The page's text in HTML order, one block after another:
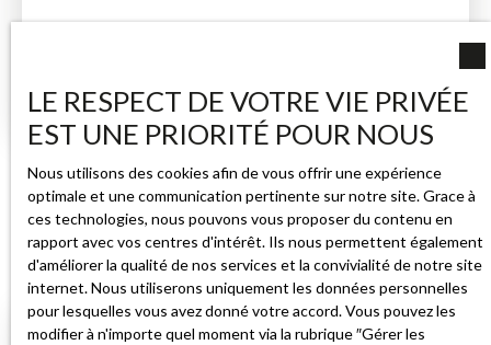
LE RESPECT DE VOTRE VIE PRIVÉE
EST UNE PRIORITÉ POUR NOUS
Nous utilisons des cookies afin de vous offrir une expérience
optimale et une communication pertinente sur notre site. Grace à
ces technologies, nous pouvons vous proposer du contenu en
rapport avec vos centres d'intérêt. Ils nous permettent également
d'améliorer la qualité de nos services et la convivialité de notre site
internet. Nous utiliserons uniquement les données personnelles
pour lesquelles vous avez donné votre accord. Vous pouvez les
modifier à n'importe quel moment via la rubrique ″Gérer les